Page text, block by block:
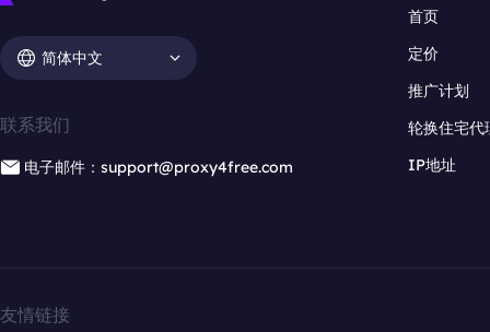
简体中文
联系我们
电子邮件：support@proxy4free.com
首页
定价
推广计划
轮换住宅代
IP地址
友情链接